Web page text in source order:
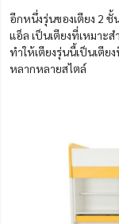
อีกหนึ่งรุ่นของเตียง 2 ชั้
แอ็ล เป็นเตียงที่เหมาะ
ทำให้เตียงรุ่นนี้เป็นเตีย
หลากหลายสไตล์